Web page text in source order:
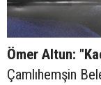
Ömer Altun:
Çamlıhemşin